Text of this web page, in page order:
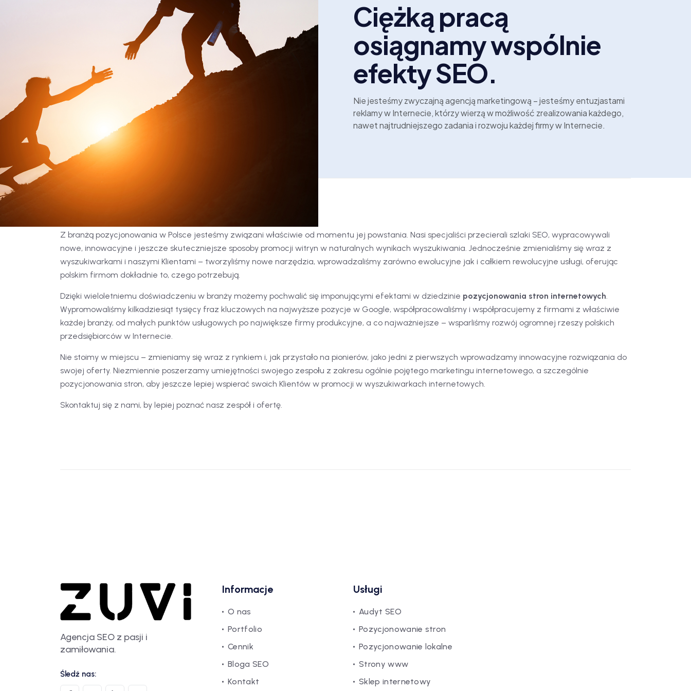
Ciężką pracą
osiągnamy wspólnie
efekty SEO.
Nie jesteśmy zwyczajną agencją marketingową – jesteśmy entuzjastami
reklamy w Internecie, którzy wierzą w możliwość zrealizowania każdego,
nawet najtrudniejszego zadania i rozwoju każdej firmy w Internecie.
Z branżą pozycjonowania w Polsce jesteśmy związani właściwie od momentu jej powstania. Nasi specjaliści przecierali szlaki SEO, wypracowywali
nowe, innowacyjne i jeszcze skuteczniejsze sposoby promocji witryn w naturalnych wynikach wyszukiwania. Jednocześnie zmienialiśmy się wraz z
wyszukiwarkami i naszymi Klientami – tworzyliśmy nowe narzędzia, wprowadzaliśmy zarówno ewolucyjne jak i całkiem rewolucyjne usługi, oferując
polskim firmom dokładnie to, czego potrzebują.
Dzięki wieloletniemu doświadczeniu w branży możemy pochwalić się imponującymi efektami w dziedzinie pozycjonowania stron internetowych.
Wypromowaliśmy kilkadziesiąt tysięcy fraz kluczowych na najwyższe pozycje w Google, współpracowaliśmy i współpracujemy z firmami z właściwie
każdej branży, od małych punktów usługowych po największe firmy produkcyjne, a co najważniejsze – wsparliśmy rozwój ogromnej rzeszy polskich
przedsiębiorców w Internecie.
Nie stoimy w miejscu – zmieniamy się wraz z rynkiem i, jak przystało na pionierów, jako jedni z pierwszych wprowadzamy innowacyjne rozwiązania do
swojej oferty. Niezmiennie poszerzamy umiejętności swojego zespołu z zakresu ogólnie pojętego marketingu internetowego, a szczególnie
pozycjonowania stron, aby jeszcze lepiej wspierać swoich Klientów w promocji w wyszukiwarkach internetowych.
Skontaktuj się z nami, by lepiej poznać nasz zespół i ofertę.
Agencja SEO z pasji i
zamiłowania.
Śledź nas:
Informacje
O nas
Portfolio
Cennik
Bloga SEO
Kontakt
Usługi
Audyt SEO
Pozycjonowanie stron
Pozycjonowanie lokalne
Strony www
Sklep internetowy